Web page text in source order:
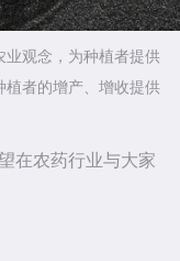
业观念，为种植者提供
植者的增产、增收提供
在农药行业与大家